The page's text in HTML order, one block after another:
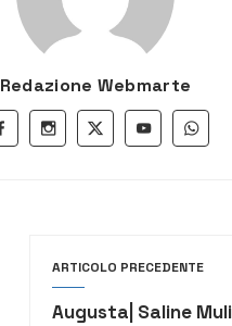
Redazione Webmarte
ARTICOLO PRECEDENTE
Augusta| Saline